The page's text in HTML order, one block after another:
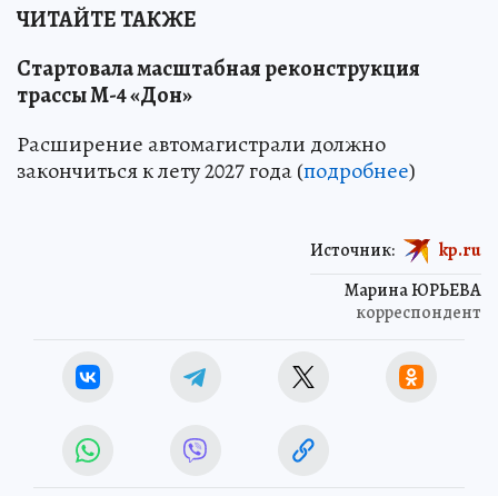
ЧИТАЙТЕ ТАКЖЕ
Стартовала масштабная реконструкция
трассы М-4 «Дон»
Расширение автомагистрали должно
закончиться к лету 2027 года (подробнее)
Марина ЮРЬЕВА
корреспондент
Источник: kp.ru